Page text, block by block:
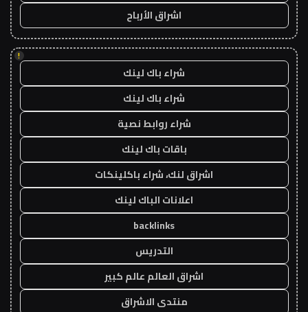
اشراق الأرباح
!
شراء باك لينك
شراء باك لينك
شراء روابط نصية
باقات باك لينك
اشراق لنك، شراء باكلينكات
اعلانات الباك لينك
backlinks
التدريس
اشراق العالم عالم كبير
منتدى الاشراق